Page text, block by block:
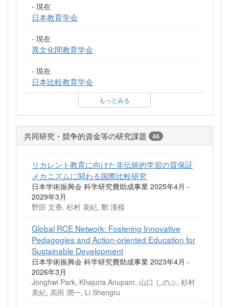
- 現在
日本教育学会
- 現在
異文化間教育学会
- 現在
日本比較教育学会
もっとみる
共同研究・競争的資金等の研究課題 46
リカレント教育に向けた非伝統的学習の質保証
メカニズムに関わる国際比較研究
日本学術振興会 科学研究費助成事業 2025年4月 -
2029年3月
野田 文香, 杉村 美紀, 鄭 漢模
Global RCE Network: Fostering Innovative
Pedagogies and Action-oriented Education for
Sustainable Development
日本学術振興会 科学研究費助成事業 2023年4月 -
2026年3月
Jonghwi Park, Khajuria Anupam, 山口 しのぶ, 杉村
美紀, 高田 潤一, Li Shengru